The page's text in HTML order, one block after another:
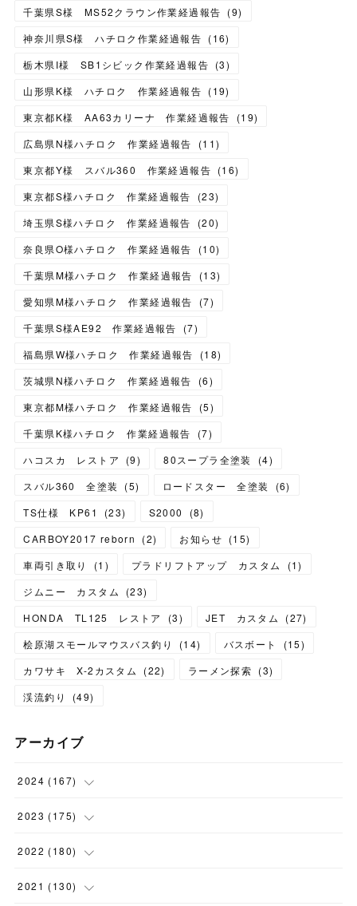
千葉県S様 MS52クラウン作業経過報告 (9)
神奈川県S様 ハチロク作業経過報告 (16)
栃木県I様 SB1シビック作業経過報告 (3)
山形県K様 ハチロク 作業経過報告 (19)
東京都K様 AA63カリーナ 作業経過報告
(19)
広島県N様ハチロク 作業経過報告
(11)
東京都Y様 スバル360 作業経過報告 (16)
東京都S様ハチロク 作業経過報告
(23)
埼玉県S様ハチロク 作業経過報告
(20)
奈良県O様ハチロク 作業経過報告
(10)
千葉県M様ハチロク 作業経過報告
(13)
愛知県M様ハチロク 作業経過報告
(7)
千葉県S様AE92 作業経過報告
(7)
福島県W様ハチロク 作業経過報告
(18)
茨城県N様ハチロク 作業経過報告
(6)
東京都M様ハチロク 作業経過報告
(5)
千葉県K様ハチロク 作業経過報告
(7)
ハコスカ レストア
(9) 80スープラ全塗装 (4)
スバル360 全塗装
(5) ロードスター 全塗装 (6)
TS仕様 KP61
(23) S2000 (8)
CARBOY2017 reborn
(2) お知らせ (15)
車両引き取り
(1 ) プラドリフトアップ カスタム (1)
ジムニー カスタム
(23)
HONDA TL125 レストア
(3) JET カスタム (27)
桧原湖スモールマウスバス釣り
(14) バスボート (15)
カワサキ X-2カスタム
(22) ラーメン探索 (3)
渓流釣り
(49)
アーカイブ
2024 (167)
(11)
(24)
(23)
2023 (175)
(12)
(18)
2022 (180)
(17)
2021 (130)